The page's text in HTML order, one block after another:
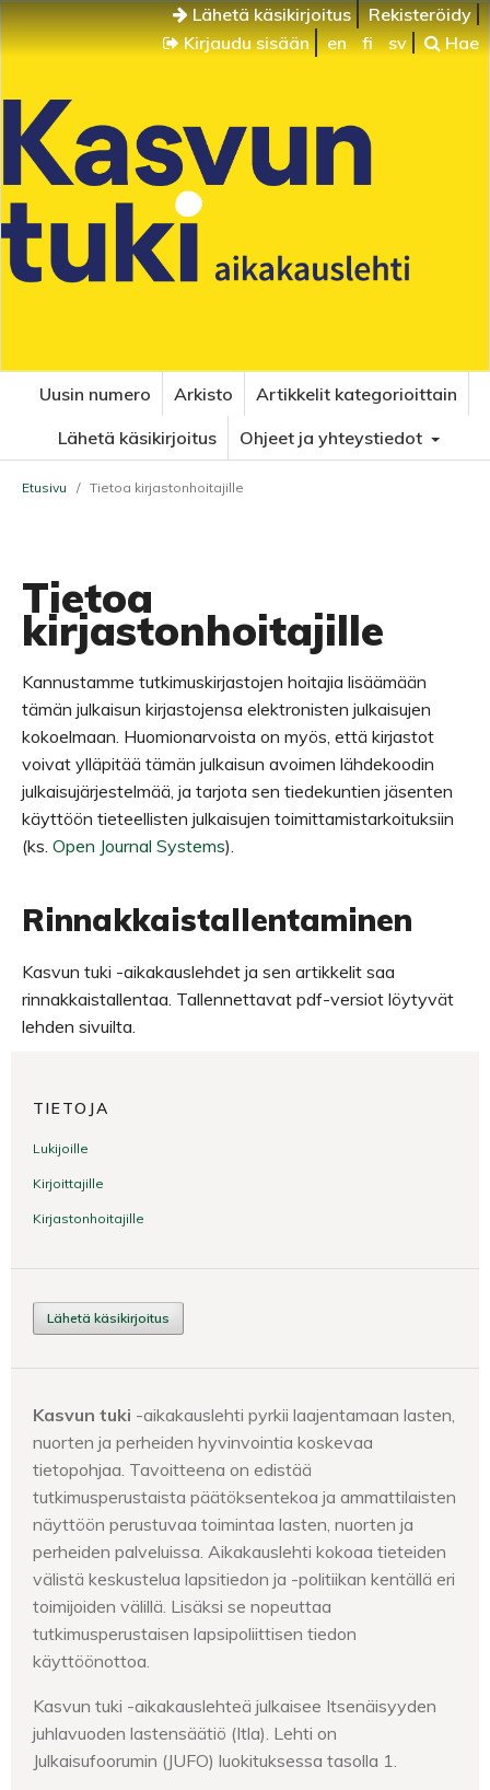
Lähetä käsikirjoitus
Rekisteröidy
Kirjaudu sisään
en fi sv Hae
Uusin numero Arkisto
Artikkelit kategorioittain
Lähetä käsikirjoitus
Ohjeet ja yhteystiedot
Etusivu / Tietoa kirjastonhoitajille
Tietoa
kirjastonhoitajille
Kannustamme tutkimuskirjastojen hoitajia lisäämään
tämän julkaisun kirjastojensa elektronisten julkaisujen
kokoelmaan. Huomionarvoista on myös, että kirjastot
voivat ylläpitää tämän julkaisun avoimen lähdekoodin
julkaisujärjestelmää, ja tarjota sen tiedekuntien jäsenten
käyttöön tieteellisten julkaisujen toimittamistarkoituksiin
(ks. Open Journal Systems).
Rinnakkaistallentaminen
Kasvun tuki -aikakauslehdet ja sen artikkelit saa
rinnakkaistallentaa. Tallennettavat pdf-versiot löytyvät
lehden sivuilta.
TIETOJA
Lukijoille
Kirjoittajille
Kirjastonhoitajille
Lähetä käsikirjoitus
Kasvun tuki -aikakauslehti pyrkii laajentamaan lasten,
nuorten ja perheiden hyvinvointia koskevaa
tietopohjaa. Tavoitteena on edistää
tutkimusperustaista päätöksentekoa ja ammattilaisten
näyttöön perustuvaa toimintaa lasten, nuorten ja
perheiden palveluissa. Aikakauslehti kokoaa tieteiden
välistä keskustelua lapsitiedon ja -politiikan kentällä eri
toimijoiden välillä. Lisäksi se nopeuttaa
tutkimusperustaisen lapsipoliittisen tiedon
käyttöönottoa.
Kasvun tuki -aikakauslehteä julkaisee Itsenäisyyden
juhlavuoden lastensäätiö (Itla). Lehti on
Julkaisufoorumin (JUFO) luokituksessa tasolla 1.